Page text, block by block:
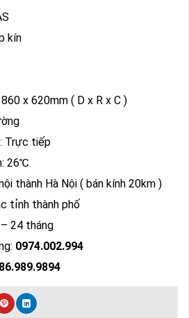
kín
x 620mm ( D x R x C )
Trực tiếp
26℃
thành Hà Nội ( bán kính 20km )
tỉnh thành phố
24 tháng
0974.002.994